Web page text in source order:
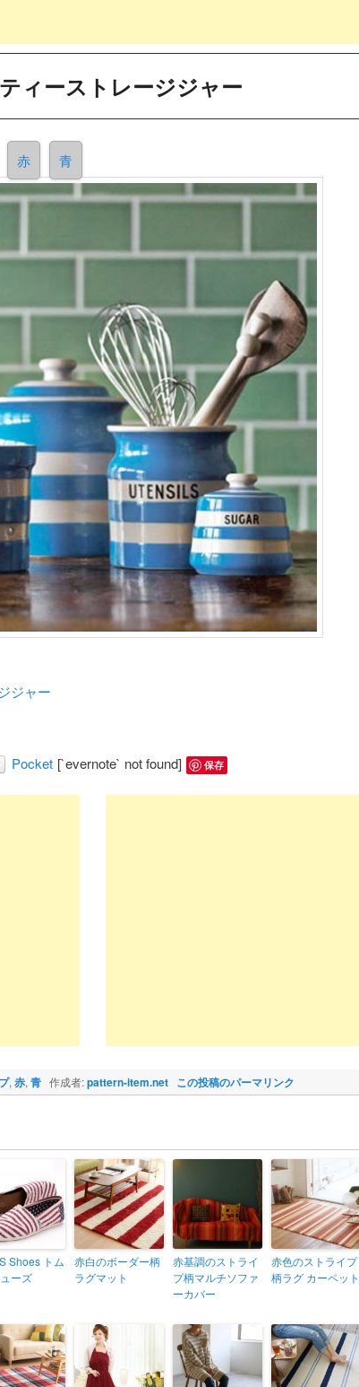
ィーストレージジャー
赤 青
ジャー
Pocket [`evernote` not found] 保存
,赤,青 作成者:pattern-item.net この投稿のパーマリンク
Shoes トム
ーズ
赤白のボーダー柄
ラグマット
赤基調のストライ
プ柄マルチソファ
ーカバー
赤色のストライプ
柄ラグ カーペット